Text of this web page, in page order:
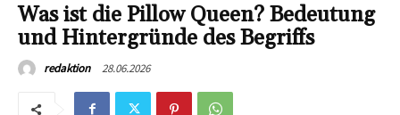
Was ist die Pillow Queen? Bedeutung
und Hintergründe des Begriffs
redaktion 28.06.2026